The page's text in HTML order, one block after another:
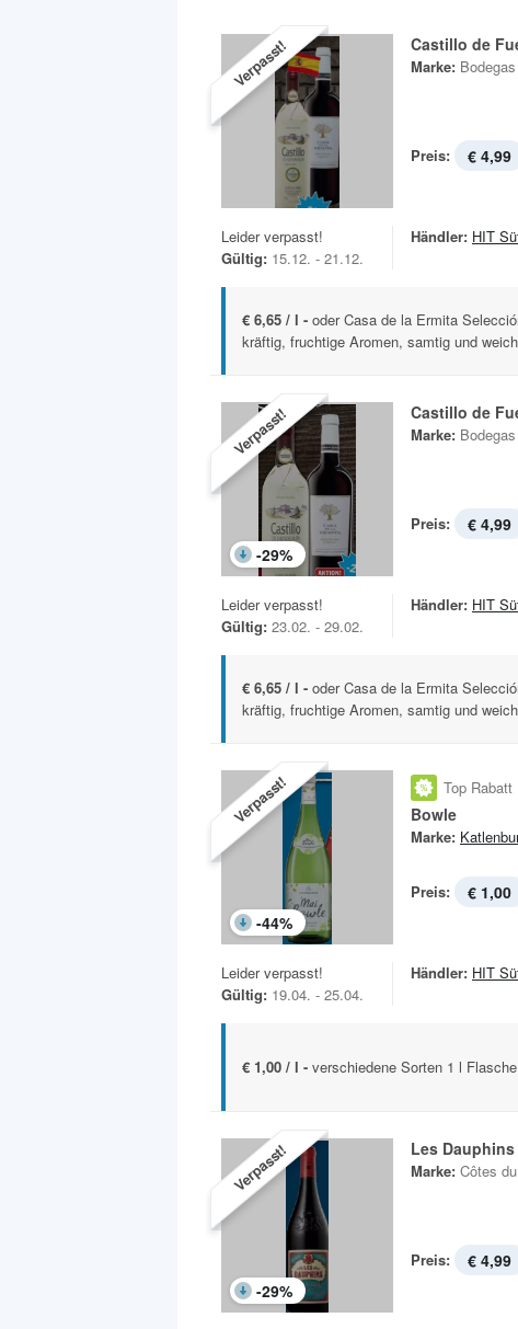
Verpasst! Castillo de
Marke:
Preis: € 4,99
Leider verpasst!
Gültig: 15.12. - 21.12.
Händler: HIT
€ 6,65 / l - oder Casa de la Ermita
kräftig, fruchtige Aromen, samtig und
Verpasst!
-29%
Castillo de
Marke:
Preis: € 4,99
Leider verpasst!
Gültig: 23.02. - 29.02.
Händler: HIT
€ 6,65 / l - oder Casa de la Ermita
kräftig, fruchtige Aromen, samtig und
Verpasst!
-44%
Top Rabatt
Bowle
Marke:
Preis: € 1,00
Leider verpasst!
Gültig: 19.04. - 25.04.
Händler: HIT
€ 1,00 / l - verschiedene Sorten 1 l Flasche
Verpasst!
-29%
Les Dauphins
Marke: Côtes
Preis: € 4,99